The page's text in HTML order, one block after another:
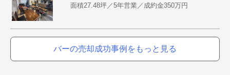
面積27.48坪／5年営業／成約金350万円
バーの売却成功事例をもっと見る